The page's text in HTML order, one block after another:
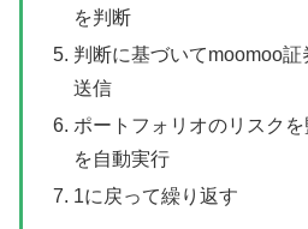
を判断
判断に基づいてmoomoo
送信
ポートフォリオのリスク
を自動実行
1に戻って繰り返す